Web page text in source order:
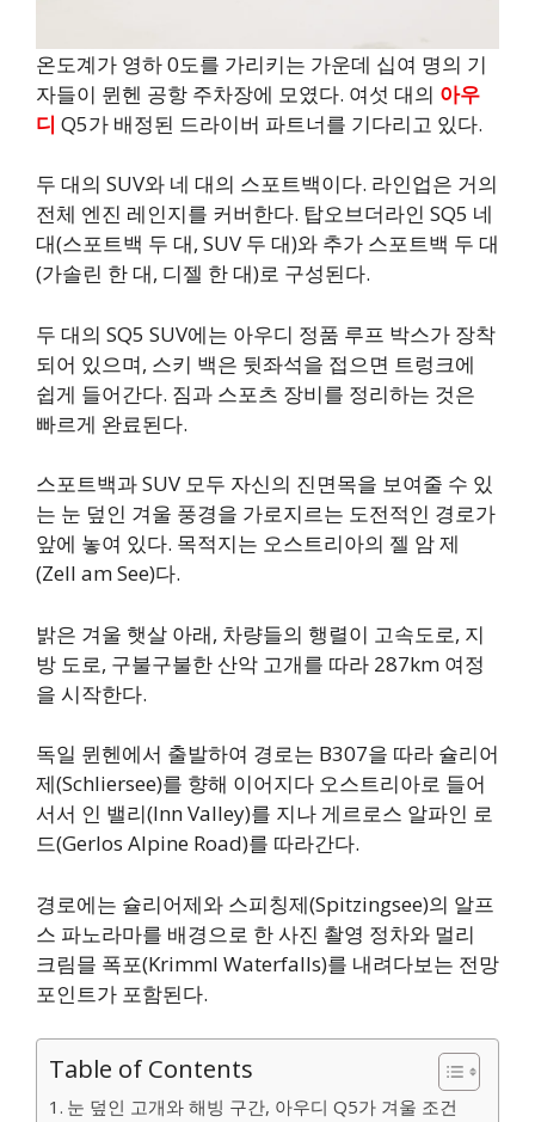
온도계가 영하 0도를 가리키는 가운데 십여 명의 기
자들이 뮌헨 공항 주차장에 모였다. 여섯 대의 아우
디 Q5가 배정된 드라이버 파트너를 기다리고 있다.
두 대의 SUV와 네 대의 스포트백이다. 라인업은 거의
전체 엔진 레인지를 커버한다. 탑오브더라인 SQ5 네
대(스포트백 두 대, SUV 두 대)와 추가 스포트백 두 대
(가솔린 한 대, 디젤 한 대)로 구성된다.
두 대의 SQ5 SUV에는 아우디 정품 루프 박스가 장착
되어 있으며, 스키 백은 뒷좌석을 접으면 트렁크에
쉽게 들어간다. 짐과 스포츠 장비를 정리하는 것은
빠르게 완료된다.
스포트백과 SUV 모두 자신의 진면목을 보여줄 수 있
는 눈 덮인 겨울 풍경을 가로지르는 도전적인 경로가
앞에 놓여 있다. 목적지는 오스트리아의 젤 암 제
(Zell am See)다.
밝은 겨울 햇살 아래, 차량들의 행렬이 고속도로, 지
방 도로, 구불구불한 산악 고개를 따라 287km 여정
을 시작한다.
독일 뮌헨에서 출발하여 경로는 B307을 따라 슐리어
제(Schliersee)를 향해 이어지다 오스트리아로 들어
서서 인 밸리(Inn Valley)를 지나 게르로스 알파인 로
드(Gerlos Alpine Road)를 따라간다.
경로에는 슐리어제와 스피칭제(Spitzingsee)의 알프
스 파노라마를 배경으로 한 사진 촬영 정차와 멀리
크림믈 폭포(Krimml Waterfalls)를 내려다보는 전망
포인트가 포함된다.
Table of Contents
눈 덮인 고개와 해빙 구간, 아우디 Q5가 겨울 조건